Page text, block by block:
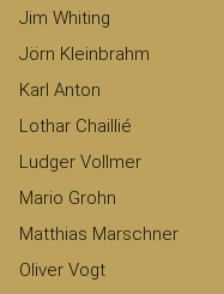
Jim Whiting
Jörn Kleinbrahm
Karl Anton
Lothar Chaillié
Ludger Vollmer
Mario Grohn
Matthias Marschner
Oliver Vogt